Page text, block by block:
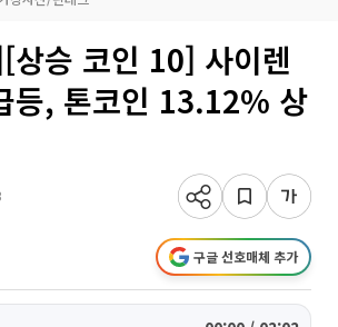
상승 코인 10] 사이렌
등, 톤코인 13.12% 상
구글 선호매체 추가